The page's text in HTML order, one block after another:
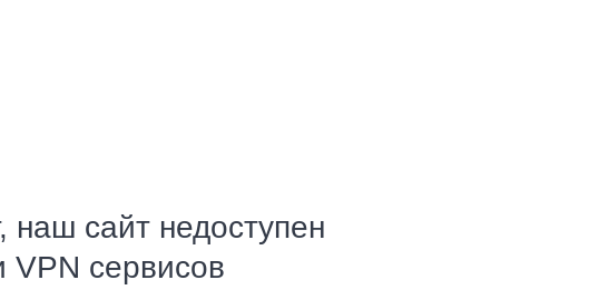
сайт недоступен
VPN сервисов